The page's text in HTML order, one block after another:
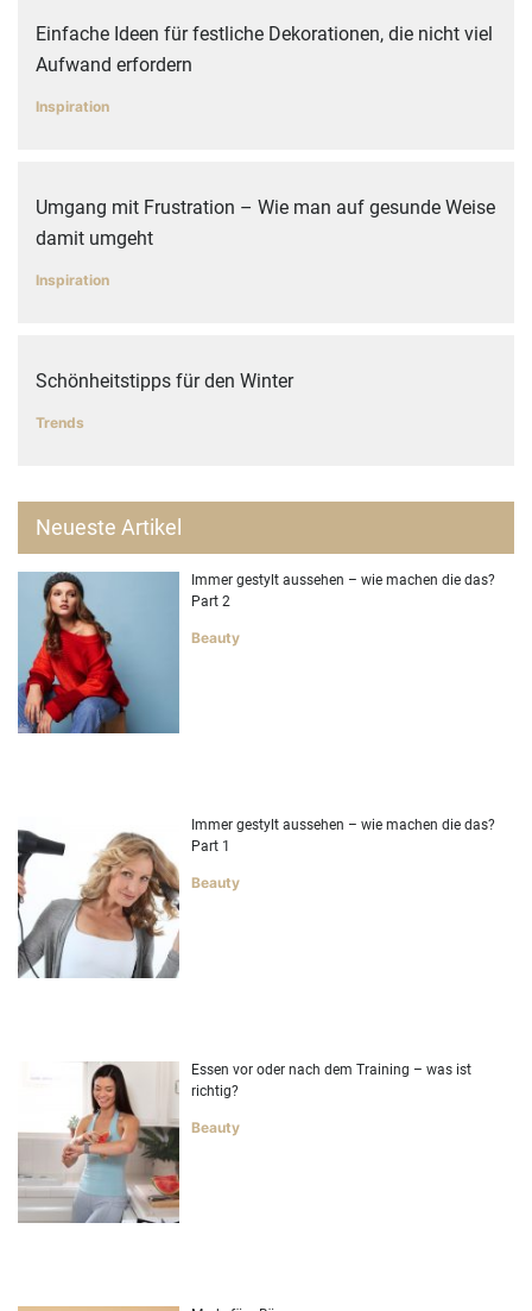
Einfache Ideen für festliche Dekorationen, die nicht viel
Aufwand erfordern
Inspiration
Umgang mit Frustration – Wie man auf gesunde Weise
damit umgeht
Inspiration
Schönheitstipps für den Winter
Trends
Neueste Artikel
Immer gestylt aussehen – wie machen die das?
Part 2
Beauty
Immer gestylt aussehen – wie machen die das?
Part 1
Beauty
Essen vor oder nach dem Training – was ist
richtig?
Beauty